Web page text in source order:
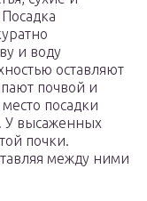
и воду
оставляют
почвой и
посадки
У высаженных
почки.
между ними